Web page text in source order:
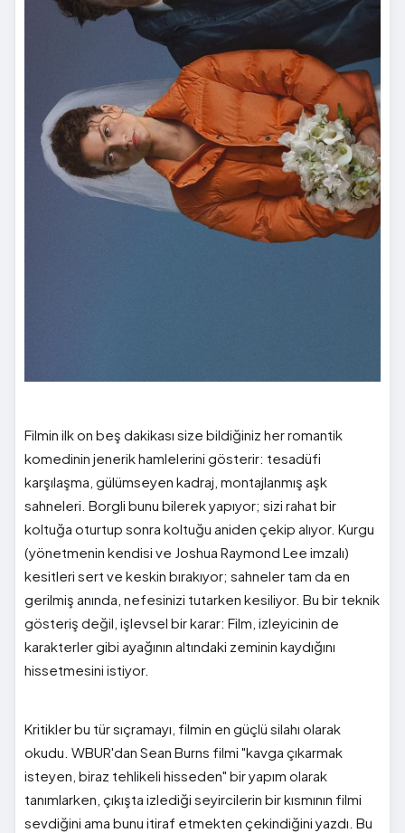
Filmin ilk on beş dakikası size bildiğiniz her romantik
komedinin jenerik hamlelerini gösterir: tesadüfi
karşılaşma, gülümseyen kadraj, montajlanmış aşk
sahneleri. Borgli bunu bilerek yapıyor; sizi rahat bir
koltuğa oturtup sonra koltuğu aniden çekip alıyor. Kurgu
(yönetmenin kendisi ve Joshua Raymond Lee imzalı)
kesitleri sert ve keskin bırakıyor; sahneler tam da en
gerilmiş anında, nefesinizi tutarken kesiliyor. Bu bir teknik
gösteriş değil, işlevsel bir karar: Film, izleyicinin de
karakterler gibi ayağının altındaki zeminin kaydığını
hissetmesini istiyor.
Kritikler bu tür sıçramayı, filmin en güçlü silahı olarak
okudu. WBUR'dan Sean Burns filmi "kavga çıkarmak
isteyen, biraz tehlikeli hisseden" bir yapım olarak
tanımlarken, çıkışta izlediği seyircilerin bir kısmının filmi
sevdiğini ama bunu itiraf etmekten çekindiğini yazdı. Bu